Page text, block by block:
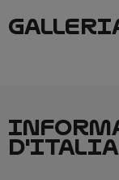
D'ITALIA